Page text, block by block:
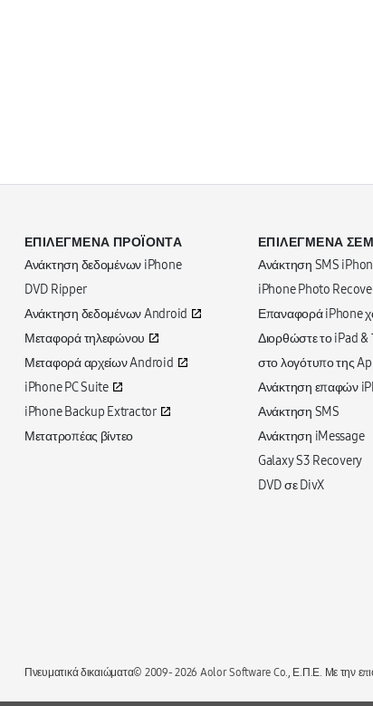
ΕΠΙΛΕΓΜΈΝΑ ΠΡΟΪΌΝΤΑ
Ανάκτηση δεδομένων iPhone
DVD Ripper
Ανάκτηση δεδομένων Android
Μεταφορά τηλεφώνου
Μεταφορά αρχείων Android
iPhone PC Suite
iPhone Backup Extractor
Μετατροπέας βίντεο
ΕΠΙΛΕΓΜΈΝΑ
Ανάκτηση SMS
iPhone Photo
Επαναφορά iPhone
Διορθώστε το iPad
στο λογότυπο της
Ανάκτηση επαφών
Ανάκτηση SMS
Ανάκτηση iMessage
Galaxy S3 Recovery
DVD σε DivX
Πνευματικά δικαιώματα© 2009-2026 Aolor Software Co., Ε.Π.Ε. Με την